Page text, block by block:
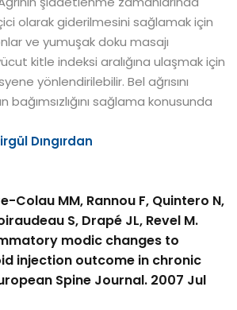
olarak giderilmesini sağlamak için
ve yumuşak doku masajı
kitle indeksi aralığına ulaşmak için
yönlendirilebilir. Bel ağrısını
sağlama konusunda
Dıngırdan
Colau MM, Rannou F, Quintero N,
S, Drapé JL, Revel M.
modic changes to
injection outcome in chronic
Spine Journal. 2007 Jul